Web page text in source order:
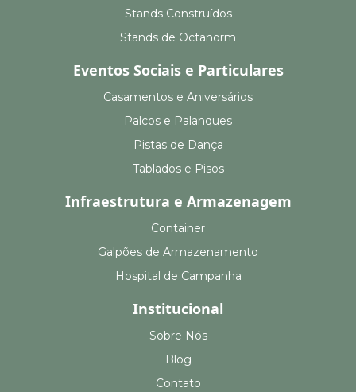
Stands Construídos
Stands de Octanorm
Eventos Sociais e Particulares
Casamentos e Aniversários
Palcos e Palanques
Pistas de Dança
Tablados e Pisos
Infraestrutura e Armazenagem
Container
Galpões de Armazenamento
Hospital de Campanha
Institucional
Sobre Nós
Blog
Contato